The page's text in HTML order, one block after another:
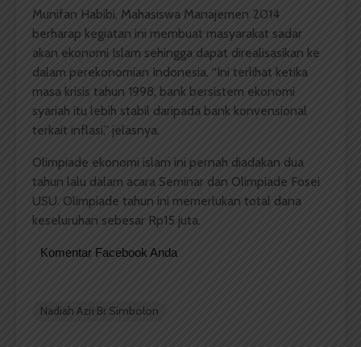
Munifan Habibi, Mahasiswa Manajemen 2014
berharap kegiatan ini membuat masyarakat sadar
akan ekonomi Islam sehingga dapat direalisasikan ke
dalam perekonomian Indonesia. “Ini terlihat ketika
masa krisis tahun 1998, bank bersistem ekonomi
syariah itu lebih stabil daripada bank konvensional
terkait inflasi,” jelasnya.
Olimpiade ekonomi islam ini pernah diadakan dua
tahun lalu dalam acara Seminar dan Olimpiade Fosei
USU. Olimpiade tahun ini memerlukan total dana
keseluruhan sebesar Rp15 juta.
Komentar Facebook Anda
Nadiah Azri Br Simbolon